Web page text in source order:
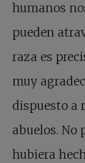
humanos
pueden
raza es
muy
dispuesto a
abuelos. No
hubiera